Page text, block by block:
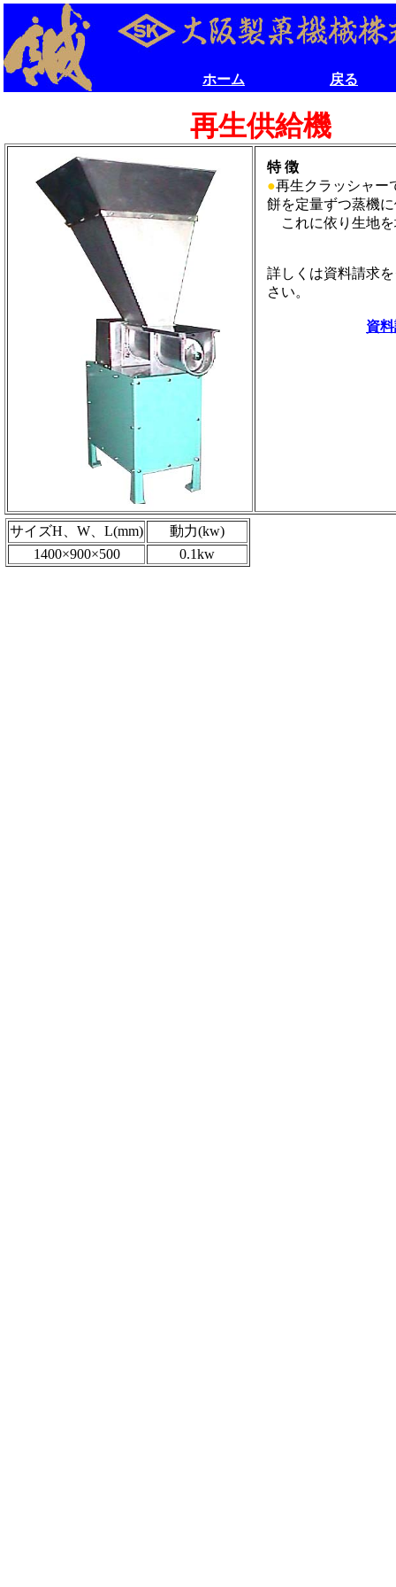
再生供給機
設置例
クリック
ホーム 戻る
ホーム
特 徴
●再生クラッシャー
餅を定量ずつ蒸機
これに依り生地を
詳しくは資料請求
さい。
資
サイズH、W、L(mm)
動力(kw)
1400×900×500
0.1kw